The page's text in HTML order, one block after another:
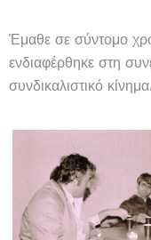
Έμαθε σε σύντομο
ενδιαφέρθηκε στη
συνδικαλιστικό κίνημα.